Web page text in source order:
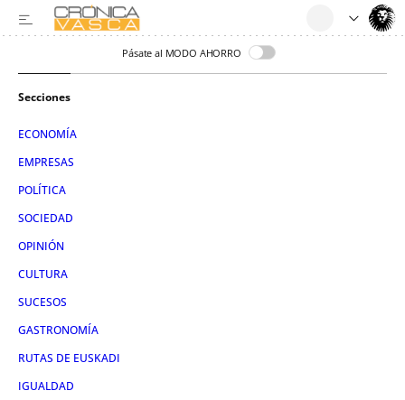
Pásate al MODO AHORRO
Secciones
ECONOMÍA
EMPRESAS
POLÍTICA
SOCIEDAD
OPINIÓN
CULTURA
SUCESOS
GASTRONOMÍA
RUTAS DE EUSKADI
IGUALDAD